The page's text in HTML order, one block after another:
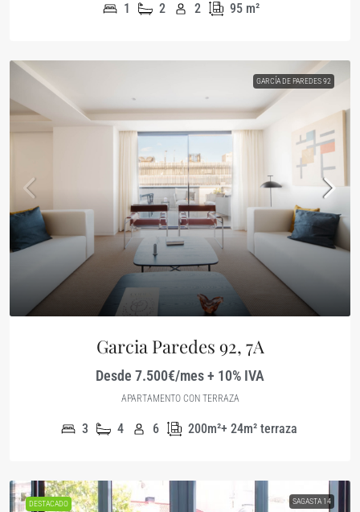
1 2 2 95 m²
GARCÍA DE PAREDES 92
Garcia Paredes 92, 7A
Desde 7.500€/mes + 10% IVA
APARTAMENTO CON TERRAZA
3 4 6 200m²+ 24m² terraza
DESTACADO SAGASTA 14